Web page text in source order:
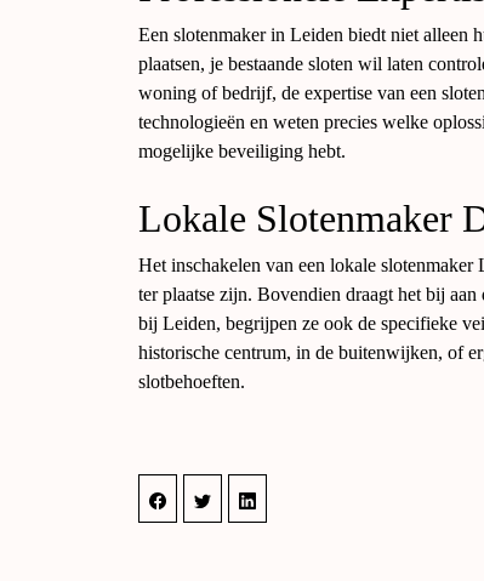
Een slotenmaker in Leiden biedt niet alleen
plaatsen, je bestaande sloten wil laten
woning of bedrijf, de expertise van een
technologieën en weten precies welke
mogelijke beveiliging hebt.
Lokale Slotenmaker
Het inschakelen van een lokale
ter plaatse zijn. Bovendien draagt het bij
bij Leiden, begrijpen ze ook de specifieke
historische centrum, in de buitenwijken, of
slotbehoeften.